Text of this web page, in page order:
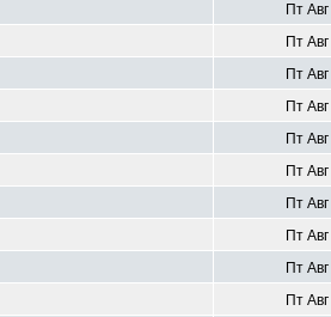
Пт
Пт
Пт
Пт
Пт
Пт
Пт
Пт
Пт
Пт